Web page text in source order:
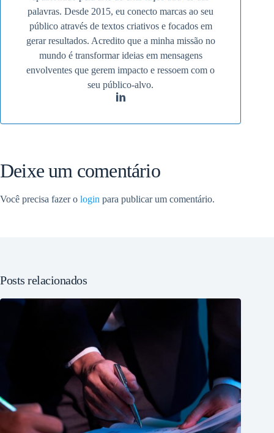
palavras. Desde 2015, eu conecto marcas ao seu
público através de textos criativos e focados em
gerar resultados. Acredito que a minha missão no
mundo é transformar ideias em mensagens
envolventes que gerem impacto e ressoem com o
seu público-alvo.
Deixe um comentário
Você precisa fazer o login para publicar um comentário.
Posts relacionados